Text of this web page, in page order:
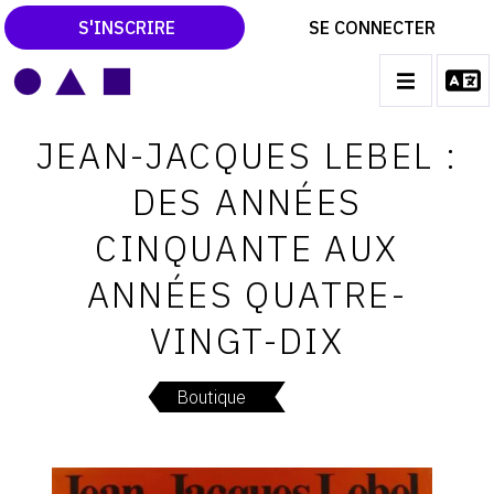
S'INSCRIRE SE CONNECTER
navigation
CATALOGUES RAISONNÉS
LES EXPOSITIONS
LES VERNISSAGES
ARCHIVES DES EXPOSITIONS
ACTUALITÉS DU MONDE DE L'ART
LIBRAIRIE : LIVRES & CATALOGUES
JEAN-JACQUES LEBEL :
DES ANNÉES
CINQUANTE AUX
ANNÉES QUATRE-
VINGT-DIX
Boutique